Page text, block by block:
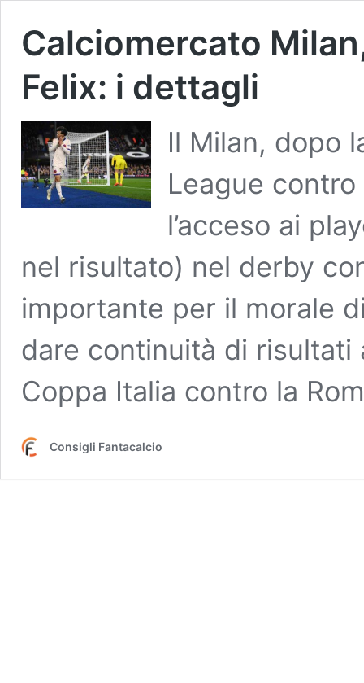
Calciomercato
Felix: i dettagli
Il Milan, dopo
League
l’acceso ai
nel risultato) nel derby
importante per il morale
dare continuità di
Coppa Italia contro la
Consigli Fantacalcio